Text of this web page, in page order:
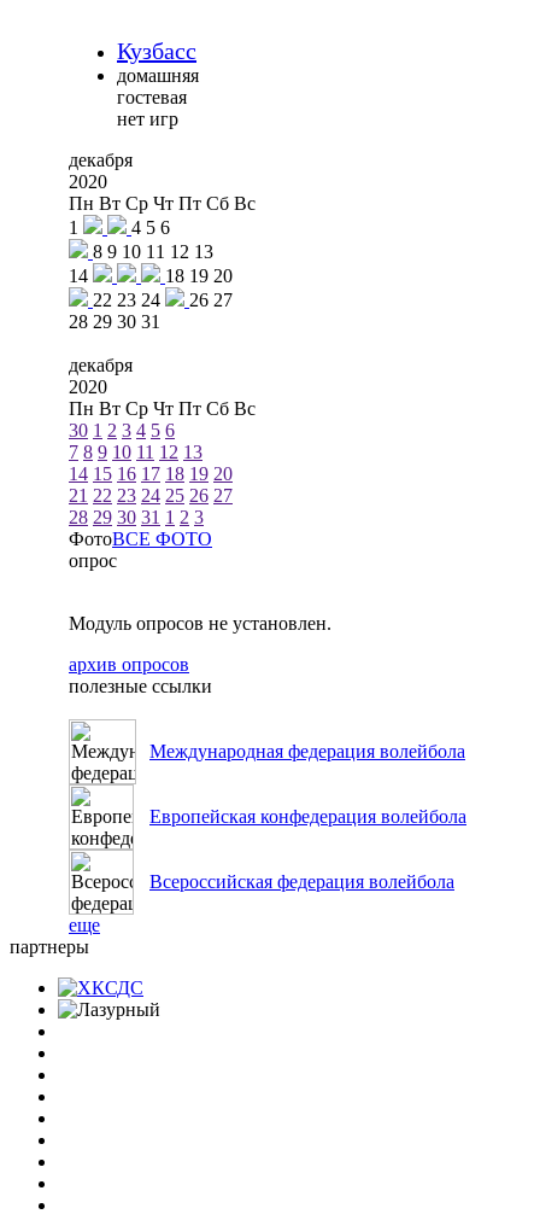
Кузбасс
домашняя
гостевая
нет игр
декабря
2020
Пн Вт Ср Чт Пт Сб Вс
1
4 5 6
8 9 10 11 12 13
14
18 19 20
22 23 24 26 27
28 29 30 31
декабря
2020
Пн Вт Ср Чт Пт Сб Вс
30 1 2 3 4 5 6
7 8 9 10 11 12 13
14 15 16 17 18 19 20
21 22 23 24 25 26 27
28 29 30 31 1 2 3
ФотоВСЕ ФОТО
опрос
Модуль опросов не установлен.
архив опросов
полезные ссылки
Международная федерация волейбола
Европейская конфедерация волейбола
Всероссийская федерация волейбола
еще
партнеры